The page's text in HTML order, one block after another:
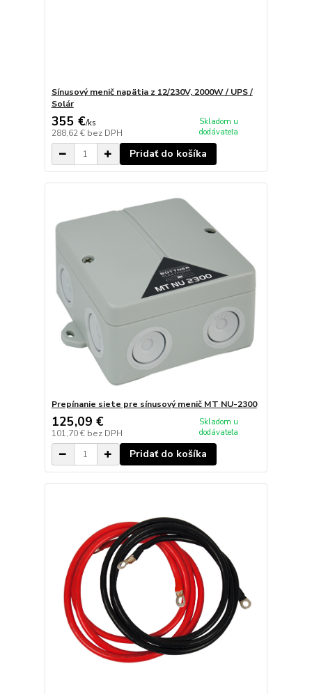
Sínusový menič napätia z 12/230V, 2000W / UPS /
Solár
355 €/ks
288,62 € bez DPH
Skladom u
dodávateľa
Pridať do košíka
Prepínanie siete pre sínusový menič MT NU-2300
125,09 €
101,70 € bez DPH
Skladom u
dodávateľa
Pridať do košíka